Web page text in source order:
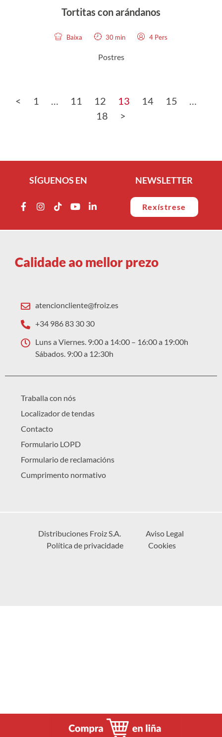
Tortitas con arándanos
Baixa 30 min 4 Pers
Postres
< 1 … 11 12 13 14 15
…
18
>
SÍGUENOS EN NEWSLETTER
Rexístrese
Calidade ao mellor prezo
atencioncliente@froiz.es
+34 986 83 30 30
Luns a Viernes. 9:00 a 14:00 – 16:00 a 19:00h
Sábados. 9:00 a 12:30h
Traballa con nós
Localizador de tendas
Contacto
Formulario LOPD
Formulario de reclamacións
Cumprimento normativo
Distribuciones Froiz S.A.
Aviso Legal
Política de privacidade
Cookies